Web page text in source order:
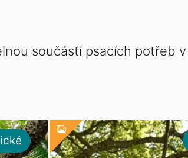
součástí psacích potřeb